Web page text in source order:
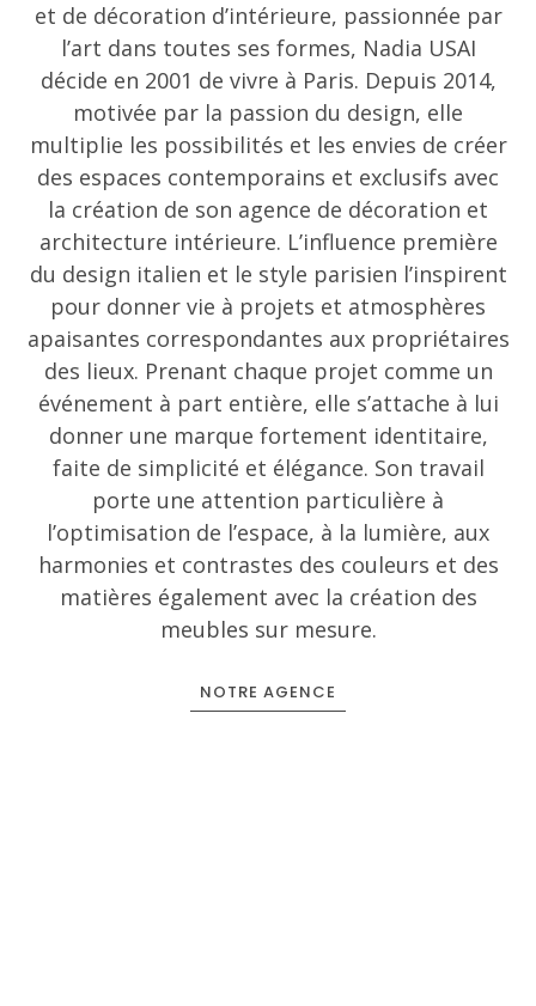
et de décoration d’intérieure, passionnée par
l’art dans toutes ses formes, Nadia USAI
décide en 2001 de vivre à Paris. Depuis 2014,
motivée par la passion du design, elle
multiplie les possibilités et les envies de créer
des espaces contemporains et exclusifs avec
la création de son agence de décoration et
architecture intérieure. L’influence première
du design italien et le style parisien l’inspirent
pour donner vie à projets et atmosphères
apaisantes correspondantes aux propriétaires
des lieux. Prenant chaque projet comme un
événement à part entière, elle s’attache à lui
donner une marque fortement identitaire,
faite de simplicité et élégance. Son travail
porte une attention particulière à
l’optimisation de l’espace, à la lumière, aux
harmonies et contrastes des couleurs et des
matières également avec la création des
meubles sur mesure.
NOTRE AGENCE